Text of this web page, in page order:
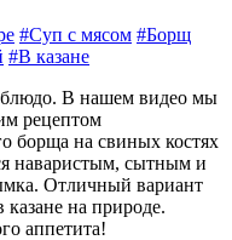
#Суп с мясом #Борщ
#В казане
блюдо. В нашем видео мы
рецептом
борща на свиных костях
наваристым, сытным и
Отличный вариант
казане на природе.
аппетита!